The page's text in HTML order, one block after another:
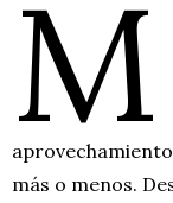
M
más o menos.